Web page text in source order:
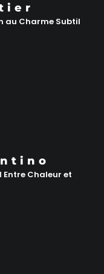
au Charme Subtil
Chaleur et